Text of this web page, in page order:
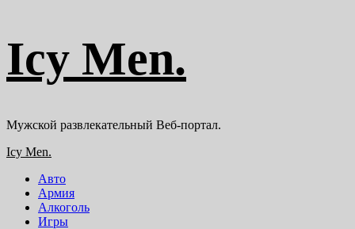
содержимому
Icy Men.
Мужской развлекательный Веб-портал.
Основное
Icy Men.
Авто
Армия
Алкоголь
Игры